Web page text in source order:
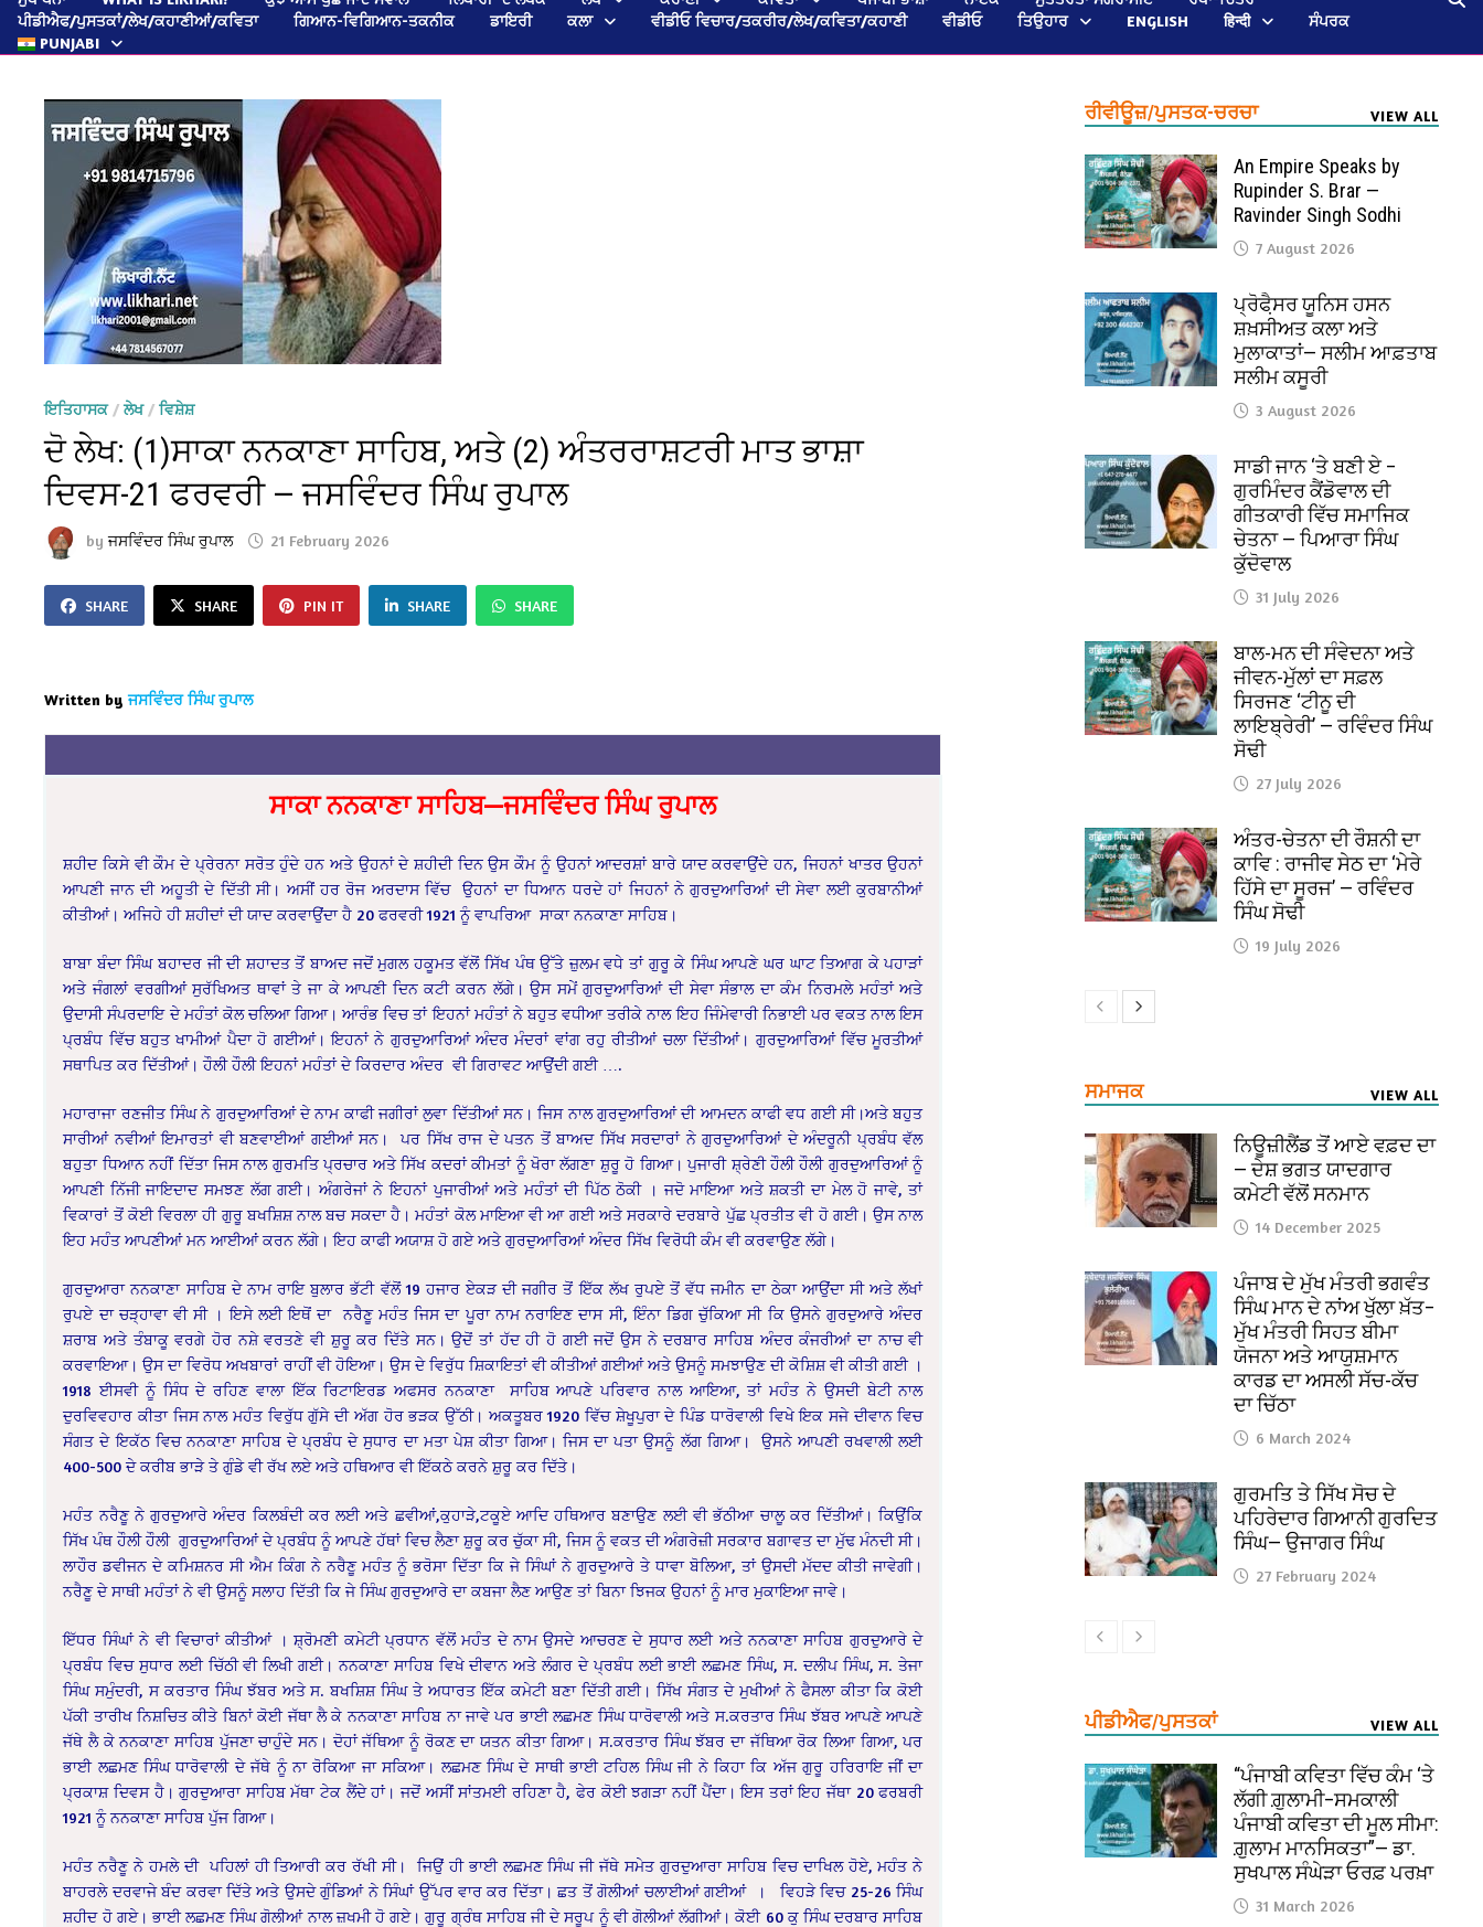
ਪੀਡੀਐਫ/ਪੁਸਤਕਾਂ/ਲੇਖ/ਕਹਾਣੀਆਂ/ਕਵਿਤਾ
ਗਿਆਨ-ਵਿਗਿਆਨ-ਤਕਨੀਕ ਡਾਇਰੀ ਕਲਾ ਵੀਡੀਓ ਵਿਚਾਰ/ਤਕਰੀਰ/ਲੇਖ/ਕਵਿਤਾ/ਕਹਾਣੀ ਵੀਡੀਓ ਤਿਉਹਾਰ ENGLISH हिन्दी
ਸੰਪਰਕ
PUNJABI
ਇਤਿਹਾਸਕ/ਲੇਖ/ਵਿਸ਼ੇਸ਼
ਦੋ ਲੇਖ: (1)ਸਾਕਾ ਨਨਕਾਣਾ ਸਾਹਿਬ, ਅਤੇ (2) ਅੰਤਰਰਾਸ਼ਟਰੀ ਮਾਤ ਭਾਸ਼ਾ
ਦਿਵਸ-21 ਫਰਵਰੀ — ਜਸਵਿੰਦਰ ਸਿੰਘ ਰੁਪਾਲ
byਜਸਵਿੰਦਰ ਸਿੰਘ ਰੁਪਾਲ 21 February 2026
SHARE SHARE PIN IT SHARE SHARE
Written by ਜਸਵਿੰਦਰ ਸਿੰਘ ਰੁਪਾਲ
ਸਾਕਾ ਨਨਕਾਣਾ ਸਾਹਿਬ—ਜਸਵਿੰਦਰ ਸਿੰਘ ਰੁਪਾਲ
ਸ਼ਹੀਦ ਕਿਸੇ ਵੀ ਕੌਮ ਦੇ ਪ੍ਰੇਰਨਾ ਸਰੋਤ ਹੁੰਦੇ ਹਨ ਅਤੇ ਉਹਨਾਂ ਦੇ ਸ਼ਹੀਦੀ ਦਿਨ ਉਸ ਕੌਮ ਨੂੰ ਉਹਨਾਂ ਆਦਰਸ਼ਾਂ ਬਾਰੇ ਯਾਦ ਕਰਵਾਉਂਦੇ ਹਨ, ਜਿਹਨਾਂ ਖਾਤਰ ਉਹਨਾਂ
ਆਪਣੀ ਜਾਨ ਦੀ ਅਹੂਤੀ ਦੇ ਦਿੱਤੀ ਸੀ। ਅਸੀਂ ਹਰ ਰੋਜ ਅਰਦਾਸ ਵਿੱਚ ਉਹਨਾਂ ਦਾ ਧਿਆਨ ਧਰਦੇ ਹਾਂ ਜਿਹਨਾਂ ਨੇ ਗੁਰਦੁਆਰਿਆਂ ਦੀ ਸੇਵਾ ਲਈ ਕੁਰਬਾਨੀਆਂ
ਕੀਤੀਆਂ। ਅਜਿਹੇ ਹੀ ਸ਼ਹੀਦਾਂ ਦੀ ਯਾਦ ਕਰਵਾਉਂਦਾ ਹੈ 20 ਫਰਵਰੀ 1921 ਨੂੰ ਵਾਪਰਿਆ ਸਾਕਾ ਨਨਕਾਣਾ ਸਾਹਿਬ।
ਬਾਬਾ ਬੰਦਾ ਸਿੰਘ ਬਹਾਦਰ ਜੀ ਦੀ ਸ਼ਹਾਦਤ ਤੋਂ ਬਾਅਦ ਜਦੋਂ ਮੁਗਲ ਹਕੂਮਤ ਵੱਲੋਂ ਸਿੱਖ ਪੰਥ ਉੱਤੇ ਜ਼ੁਲਮ ਵਧੇ ਤਾਂ ਗੁਰੂ ਕੇ ਸਿੰਘ ਆਪਣੇ ਘਰ ਘਾਟ ਤਿਆਗ ਕੇ ਪਹਾੜਾਂ
ਅਤੇ ਜੰਗਲਾਂ ਵਰਗੀਆਂ ਸੁਰੱਖਿਅਤ ਥਾਵਾਂ ਤੇ ਜਾ ਕੇ ਆਪਣੀ ਦਿਨ ਕਟੀ ਕਰਨ ਲੱਗੇ। ਉਸ ਸਮੇਂ ਗੁਰਦੁਆਰਿਆਂ ਦੀ ਸੇਵਾ ਸੰਭਾਲ ਦਾ ਕੰਮ ਨਿਰਮਲੇ ਮਹੰਤਾਂ ਅਤੇ
ਉਦਾਸੀ ਸੰਪਰਦਾਇ ਦੇ ਮਹੰਤਾਂ ਕੋਲ ਚਲਿਆ ਗਿਆ। ਆਰੰਭ ਵਿਚ ਤਾਂ ਇਹਨਾਂ ਮਹੰਤਾਂ ਨੇ ਬਹੁਤ ਵਧੀਆ ਤਰੀਕੇ ਨਾਲ ਇਹ ਜਿੰਮੇਵਾਰੀ ਨਿਭਾਈ ਪਰ ਵਕਤ ਨਾਲ ਇਸ
ਪ੍ਰਬੰਧ ਵਿੱਚ ਬਹੁਤ ਖਾਮੀਆਂ ਪੈਦਾ ਹੋ ਗਈਆਂ। ਇਹਨਾਂ ਨੇ ਗੁਰਦੁਆਰਿਆਂ ਅੰਦਰ ਮੰਦਰਾਂ ਵਾਂਗ ਰਹੁ ਰੀਤੀਆਂ ਚਲਾ ਦਿੱਤੀਆਂ। ਗੁਰਦੁਆਰਿਆਂ ਵਿੱਚ ਮੂਰਤੀਆਂ
ਸਥਾਪਿਤ ਕਰ ਦਿੱਤੀਆਂ। ਹੌਲੀ ਹੌਲੀ ਇਹਨਾਂ ਮਹੰਤਾਂ ਦੇ ਕਿਰਦਾਰ ਅੰਦਰ ਵੀ ਗਿਰਾਵਟ ਆਉਂਦੀ ਗਈ ….
ਮਹਾਰਾਜਾ ਰਣਜੀਤ ਸਿੰਘ ਨੇ ਗੁਰਦੁਆਰਿਆਂ ਦੇ ਨਾਮ ਕਾਫੀ ਜਗੀਰਾਂ ਲੁਵਾ ਦਿੱਤੀਆਂ ਸਨ। ਜਿਸ ਨਾਲ ਗੁਰਦੁਆਰਿਆਂ ਦੀ ਆਮਦਨ ਕਾਫੀ ਵਧ ਗਈ ਸੀ।ਅਤੇ ਬਹੁਤ
ਸਾਰੀਆਂ ਨਵੀਆਂ ਇਮਾਰਤਾਂ ਵੀ ਬਣਵਾਈਆਂ ਗਈਆਂ ਸਨ। ਪਰ ਸਿੱਖ ਰਾਜ ਦੇ ਪਤਨ ਤੋਂ ਬਾਅਦ ਸਿੱਖ ਸਰਦਾਰਾਂ ਨੇ ਗੁਰਦੁਆਰਿਆਂ ਦੇ ਅੰਦਰੂਨੀ ਪ੍ਰਬੰਧ ਵੱਲ
ਬਹੁਤਾ ਧਿਆਨ ਨਹੀਂ ਦਿੱਤਾ ਜਿਸ ਨਾਲ ਗੁਰਮਤਿ ਪ੍ਰਚਾਰ ਅਤੇ ਸਿੱਖ ਕਦਰਾਂ ਕੀਮਤਾਂ ਨੂੰ ਖੋਰਾ ਲੱਗਣਾ ਸ਼ੁਰੂ ਹੋ ਗਿਆ। ਪੁਜਾਰੀ ਸ਼੍ਰੇਣੀ ਹੌਲੀ ਹੌਲੀ ਗੁਰਦੁਆਰਿਆਂ ਨੂੰ
ਆਪਣੀ ਨਿੱਜੀ ਜਾਇਦਾਦ ਸਮਝਣ ਲੱਗ ਗਈ। ਅੰਗਰੇਜਾਂ ਨੇ ਇਹਨਾਂ ਪੁਜਾਰੀਆਂ ਅਤੇ ਮਹੰਤਾਂ ਦੀ ਪਿੱਠ ਠੋਕੀ । ਜਦੋ ਮਾਇਆ ਅਤੇ ਸ਼ਕਤੀ ਦਾ ਮੇਲ ਹੋ ਜਾਵੇ, ਤਾਂ
ਵਿਕਾਰਾਂ ਤੋਂ ਕੋਈ ਵਿਰਲਾ ਹੀ ਗੁਰੂ ਬਖਸ਼ਿਸ਼ ਨਾਲ ਬਚ ਸਕਦਾ ਹੈ। ਮਹੰਤਾਂ ਕੋਲ ਮਾਇਆ ਵੀ ਆ ਗਈ ਅਤੇ ਸਰਕਾਰੇ ਦਰਬਾਰੇ ਪੁੱਛ ਪ੍ਰਤੀਤ ਵੀ ਹੋ ਗਈ। ਉਸ ਨਾਲ
ਇਹ ਮਹੰਤ ਆਪਣੀਆਂ ਮਨ ਆਈਆਂ ਕਰਨ ਲੱਗੇ। ਇਹ ਕਾਫੀ ਅਯਾਸ਼ ਹੋ ਗਏ ਅਤੇ ਗੁਰਦੁਆਰਿਆਂ ਅੰਦਰ ਸਿੱਖ ਵਿਰੋਧੀ ਕੰਮ ਵੀ ਕਰਵਾਉਣ ਲੱਗੇ।
ਗੁਰਦੁਆਰਾ ਨਨਕਾਣਾ ਸਾਹਿਬ ਦੇ ਨਾਮ ਰਾਇ ਬੁਲਾਰ ਭੱਟੀ ਵੱਲੋਂ 19 ਹਜਾਰ ਏਕੜ ਦੀ ਜਗੀਰ ਤੋਂ ਇੱਕ ਲੱਖ ਰੁਪਏ ਤੋਂ ਵੱਧ ਜਮੀਨ ਦਾ ਠੇਕਾ ਆਉਂਦਾ ਸੀ ਅਤੇ ਲੱਖਾਂ
ਰੁਪਏ ਦਾ ਚੜ੍ਹਾਵਾ ਵੀ ਸੀ । ਇਸੇ ਲਈ ਇਥੋਂ ਦਾ ਨਰੈਣੂ ਮਹੰਤ ਜਿਸ ਦਾ ਪੂਰਾ ਨਾਮ ਨਰਾਇਣ ਦਾਸ ਸੀ, ਇੰਨਾ ਡਿਗ ਚੁੱਕਿਆ ਸੀ ਕਿ ਉਸਨੇ ਗੁਰਦੁਆਰੇ ਅੰਦਰ
ਸ਼ਰਾਬ ਅਤੇ ਤੰਬਾਕੂ ਵਰਗੇ ਹੋਰ ਨਸ਼ੇ ਵਰਤਣੇ ਵੀ ਸ਼ੁਰੂ ਕਰ ਦਿੱਤੇ ਸਨ। ਉਦੋਂ ਤਾਂ ਹੱਦ ਹੀ ਹੋ ਗਈ ਜਦੋਂ ਉਸ ਨੇ ਦਰਬਾਰ ਸਾਹਿਬ ਅੰਦਰ ਕੰਜਰੀਆਂ ਦਾ ਨਾਚ ਵੀ
ਕਰਵਾਇਆ। ਉਸ ਦਾ ਵਿਰੋਧ ਅਖਬਾਰਾਂ ਰਾਹੀਂ ਵੀ ਹੋਇਆ। ਉਸ ਦੇ ਵਿਰੁੱਧ ਸ਼ਿਕਾਇਤਾਂ ਵੀ ਕੀਤੀਆਂ ਗਈਆਂ ਅਤੇ ਉਸਨੂੰ ਸਮਝਾਉਣ ਦੀ ਕੋਸ਼ਿਸ਼ ਵੀ ਕੀਤੀ ਗਈ ।
1918 ਈਸਵੀ ਨੂੰ ਸਿੰਧ ਦੇ ਰਹਿਣ ਵਾਲਾ ਇੱਕ ਰਿਟਾਇਰਡ ਅਫਸਰ ਨਨਕਾਣਾ ਸਾਹਿਬ ਆਪਣੇ ਪਰਿਵਾਰ ਨਾਲ ਆਇਆ, ਤਾਂ ਮਹੰਤ ਨੇ ਉਸਦੀ ਬੇਟੀ ਨਾਲ
ਦੁਰਵਿਵਹਾਰ ਕੀਤਾ ਜਿਸ ਨਾਲ ਮਹੰਤ ਵਿਰੁੱਧ ਗੁੱਸੇ ਦੀ ਅੱਗ ਹੋਰ ਭੜਕ ਉੱਠੀ। ਅਕਤੂਬਰ 1920 ਵਿੱਚ ਸ਼ੇਖੂਪੁਰਾ ਦੇ ਪਿੰਡ ਧਾਰੋਵਾਲੀ ਵਿਖੇ ਇਕ ਸਜੇ ਦੀਵਾਨ ਵਿਚ
ਸੰਗਤ ਦੇ ਇਕੱਠ ਵਿਚ ਨਨਕਾਣਾ ਸਾਹਿਬ ਦੇ ਪ੍ਰਬੰਧ ਦੇ ਸੁਧਾਰ ਦਾ ਮਤਾ ਪੇਸ਼ ਕੀਤਾ ਗਿਆ। ਜਿਸ ਦਾ ਪਤਾ ਉਸਨੂੰ ਲੱਗ ਗਿਆ। ਉਸਨੇ ਆਪਣੀ ਰਖਵਾਲੀ ਲਈ
400-500 ਦੇ ਕਰੀਬ ਭਾੜੇ ਤੇ ਗੁੰਡੇ ਵੀ ਰੱਖ ਲਏ ਅਤੇ ਹਥਿਆਰ ਵੀ ਇੱਕਠੇ ਕਰਨੇ ਸ਼ੁਰੂ ਕਰ ਦਿੱਤੇ।
ਮਹੰਤ ਨਰੈਣੂ ਨੇ ਗੁਰਦੁਆਰੇ ਅੰਦਰ ਕਿਲਬੰਦੀ ਕਰ ਲਈ ਅਤੇ ਛਵੀਆਂ,ਕੁਹਾੜੇ,ਟਕੂਏ ਆਦਿ ਹਥਿਆਰ ਬਣਾਉਣ ਲਈ ਵੀ ਭੱਠੀਆ ਚਾਲੂ ਕਰ ਦਿੱਤੀਆਂ। ਕਿਉਂਕਿ
ਸਿੱਖ ਪੰਥ ਹੌਲੀ ਹੌਲੀ ਗੁਰਦੁਆਰਿਆਂ ਦੇ ਪ੍ਰਬੰਧ ਨੂੰ ਆਪਣੇ ਹੱਥਾਂ ਵਿਚ ਲੈਣਾ ਸ਼ੁਰੂ ਕਰ ਚੁੱਕਾ ਸੀ, ਜਿਸ ਨੂੰ ਵਕਤ ਦੀ ਅੰਗਰੇਜ਼ੀ ਸਰਕਾਰ ਬਗਾਵਤ ਦਾ ਮੁੱਢ ਮੰਨਦੀ ਸੀ।
ਲਾਹੌਰ ਡਵੀਜਨ ਦੇ ਕਮਿਸ਼ਨਰ ਸੀ ਐਮ ਕਿੰਗ ਨੇ ਨਰੈਣੂ ਮਹੰਤ ਨੂੰ ਭਰੋਸਾ ਦਿੱਤਾ ਕਿ ਜੇ ਸਿੰਘਾਂ ਨੇ ਗੁਰਦੁਆਰੇ ਤੇ ਧਾਵਾ ਬੋਲਿਆ, ਤਾਂ ਉਸਦੀ ਮੱਦਦ ਕੀਤੀ ਜਾਵੇਗੀ।
ਨਰੈਣੂ ਦੇ ਸਾਥੀ ਮਹੰਤਾਂ ਨੇ ਵੀ ਉਸਨੂੰ ਸਲਾਹ ਦਿੱਤੀ ਕਿ ਜੇ ਸਿੰਘ ਗੁਰਦੁਆਰੇ ਦਾ ਕਬਜਾ ਲੈਣ ਆਉਣ ਤਾਂ ਬਿਨਾ ਝਿਜਕ ਉਹਨਾਂ ਨੂੰ ਮਾਰ ਮੁਕਾਇਆ ਜਾਵੇ।
ਇੱਧਰ ਸਿੰਘਾਂ ਨੇ ਵੀ ਵਿਚਾਰਾਂ ਕੀਤੀਆਂ । ਸ਼੍ਰੋਮਣੀ ਕਮੇਟੀ ਪ੍ਰਧਾਨ ਵੱਲੋਂ ਮਹੰਤ ਦੇ ਨਾਮ ਉਸਦੇ ਆਚਰਣ ਦੇ ਸੁਧਾਰ ਲਈ ਅਤੇ ਨਨਕਾਣਾ ਸਾਹਿਬ ਗੁਰਦੁਆਰੇ ਦੇ
ਪ੍ਰਬੰਧ ਵਿਚ ਸੁਧਾਰ ਲਈ ਚਿੱਠੀ ਵੀ ਲਿਖੀ ਗਈ। ਨਨਕਾਣਾ ਸਾਹਿਬ ਵਿਖੇ ਦੀਵਾਨ ਅਤੇ ਲੰਗਰ ਦੇ ਪ੍ਰਬੰਧ ਲਈ ਭਾਈ ਲਛਮਣ ਸਿੰਘ, ਸ. ਦਲੀਪ ਸਿੰਘ, ਸ. ਤੇਜਾ
ਸਿੰਘ ਸਮੁੰਦਰੀ, ਸ ਕਰਤਾਰ ਸਿੰਘ ਝੱਬਰ ਅਤੇ ਸ. ਬਖਸ਼ਿਸ਼ ਸਿੰਘ ਤੇ ਅਧਾਰਤ ਇੱਕ ਕਮੇਟੀ ਬਣਾ ਦਿੱਤੀ ਗਈ। ਸਿੱਖ ਸੰਗਤ ਦੇ ਮੁਖੀਆਂ ਨੇ ਫੈਸਲਾ ਕੀਤਾ ਕਿ ਕੋਈ
ਪੱਕੀ ਤਾਰੀਖ ਨਿਸ਼ਚਿਤ ਕੀਤੇ ਬਿਨਾਂ ਕੋਈ ਜੱਥਾ ਲੈ ਕੇ ਨਨਕਾਣਾ ਸਾਹਿਬ ਨਾ ਜਾਵੇ ਪਰ ਭਾਈ ਲਛਮਣ ਸਿੰਘ ਧਾਰੋਵਾਲੀ ਅਤੇ ਸ.ਕਰਤਾਰ ਸਿੰਘ ਝੱਬਰ ਆਪਣੇ ਆਪਣੇ
ਜੱਥੇ ਲੈ ਕੇ ਨਨਕਾਣਾ ਸਾਹਿਬ ਪੁੱਜਣਾ ਚਾਹੁੰਦੇ ਸਨ। ਦੋਹਾਂ ਜੱਥਿਆ ਨੂੰ ਰੋਕਣ ਦਾ ਯਤਨ ਕੀਤਾ ਗਿਆ। ਸ.ਕਰਤਾਰ ਸਿੰਘ ਝੱਬਰ ਦਾ ਜੱਥਿਆ ਰੋਕ ਲਿਆ ਗਿਆ, ਪਰ
ਭਾਈ ਲਛਮਣ ਸਿੰਘ ਧਾਰੋਵਾਲੀ ਦੇ ਜੱਥੇ ਨੂੰ ਨਾ ਰੋਕਿਆ ਜਾ ਸਕਿਆ। ਲਛਮਣ ਸਿੰਘ ਦੇ ਸਾਥੀ ਭਾਈ ਟਹਿਲ ਸਿੰਘ ਜੀ ਨੇ ਕਿਹਾ ਕਿ ਅੱਜ ਗੁਰੂ ਹਰਿਰਾਇ ਜੀਂ ਦਾ
ਪ੍ਰਕਾਸ਼ ਦਿਵਸ ਹੈ। ਗੁਰਦੁਆਰਾ ਸਾਹਿਬ ਮੱਥਾ ਟੇਕ ਲੈਂਦੇ ਹਾਂ। ਜਦੋਂ ਅਸੀਂ ਸਾਂਤਮਈ ਰਹਿਣਾ ਹੈ, ਫੇਰ ਕੋਈ ਝਗੜਾ ਨਹੀਂ ਪੈਂਦਾ। ਇਸ ਤਰਾਂ ਇਹ ਜੱਥਾ 20 ਫਰਬਰੀ
1921 ਨੂੰ ਨਨਕਾਣਾ ਸਾਹਿਬ ਪੁੱਜ ਗਿਆ।
ਮਹੰਤ ਨਰੈਣੂ ਨੇ ਹਮਲੇ ਦੀ ਪਹਿਲਾਂ ਹੀ ਤਿਆਰੀ ਕਰ ਰੱਖੀ ਸੀ। ਜਿਉਂ ਹੀ ਭਾਈ ਲਛਮਣ ਸਿੰਘ ਜੀ ਜੱਥੇ ਸਮੇਤ ਗੁਰਦੁਆਰਾ ਸਾਹਿਬ ਵਿਚ ਦਾਖਿਲ ਹੋਏ, ਮਹੰਤ ਨੇ
ਬਾਹਰਲੇ ਦਰਵਾਜੇ ਬੰਦ ਕਰਵਾ ਦਿੱਤੇ ਅਤੇ ਉਸਦੇ ਗੁੰਡਿਆਂ ਨੇ ਸਿੰਘਾਂ ਉੱਪਰ ਵਾਰ ਕਰ ਦਿੱਤਾ। ਛਤ ਤੋਂ ਗੋਲੀਆਂ ਚਲਾਈਆਂ ਗਈਆਂ । ਵਿਹੜੇ ਵਿਚ 25-26 ਸਿੰਘ
ਸ਼ਹੀਦ ਹੋ ਗਏ। ਭਾਈ ਲਛਮਣ ਸਿੰਘ ਗੋਲੀਆਂ ਨਾਲ ਜ਼ਖਮੀ ਹੋ ਗਏ। ਗੁਰੂ ਗ੍ਰੰਥ ਸਾਹਿਬ ਜੀ ਦੇ ਸਰੂਪ ਨੂੰ ਵੀ ਗੋਲੀਆਂ ਲੱਗੀਆਂ। ਕੋਈ 60 ਕੁ ਸਿੰਘ ਦਰਬਾਰ ਸਾਹਿਬ
ਰੀਵੀਊਜ਼/ਪੁਸਤਕ-ਚਰਚਾ VIEW ALL
An Empire Speaks by
Rupinder S. Brar —
Ravinder Singh Sodhi
7 August 2026
ਪ੍ਰੋਫੈ਼ਸਰ ਯੂਨਿਸ ਹਸਨ
ਸ਼ਖ਼ਸੀਅਤ ਕਲਾ ਅਤੇ
ਮੁਲਾਕਾਤਾਂ— ਸਲੀਮ ਆਫ਼ਤਾਬ
ਸਲੀਮ ਕਸੂਰੀ
3 August 2026
ਸਾਡੀ ਜਾਨ ‘ਤੇ ਬਣੀ ਏ –
ਗੁਰਮਿੰਦਰ ਕੈਂਡੋਵਾਲ ਦੀ
ਗੀਤਕਾਰੀ ਵਿੱਚ ਸਮਾਜਿਕ
ਚੇਤਨਾ — ਪਿਆਰਾ ਸਿੰਘ
ਕੁੱਦੋਵਾਲ
31 July 2026
ਬਾਲ-ਮਨ ਦੀ ਸੰਵੇਦਨਾ ਅਤੇ
ਜੀਵਨ-ਮੁੱਲਾਂ ਦਾ ਸਫ਼ਲ
ਸਿਰਜਣ ‘ਟੀਨੂ ਦੀ
ਲਾਇਬ੍ਰੇਰੀ’ — ਰਵਿੰਦਰ ਸਿੰਘ
ਸੋਢੀ
27 July 2026
ਅੰਤਰ-ਚੇਤਨਾ ਦੀ ਰੌਸ਼ਨੀ ਦਾ
ਕਾਵਿ : ਰਾਜੀਵ ਸੇਠ ਦਾ ‘ਮੇਰੇ
ਹਿੱਸੇ ਦਾ ਸੂਰਜ’ — ਰਵਿੰਦਰ
ਸਿੰਘ ਸੋਢੀ
19 July 2026
ਸਮਾਜਕ VIEW ALL
ਨਿਊਜ਼ੀਲੈਂਡ ਤੋਂ ਆਏ ਵਫ਼ਦ ਦਾ
— ਦੇਸ਼ ਭਗਤ ਯਾਦਗਾਰ
ਕਮੇਟੀ ਵੱਲੋਂ ਸਨਮਾਨ
14 December 2025
ਪੰਜਾਬ ਦੇ ਮੁੱਖ ਮੰਤਰੀ ਭਗਵੰਤ
ਸਿੰਘ ਮਾਨ ਦੇ ਨਾਂਅ ਖੁੱਲਾ ਖ਼ੱਤ–
ਮੁੱਖ ਮੰਤਰੀ ਸਿਹਤ ਬੀਮਾ
ਯੋਜਨਾ ਅਤੇ ਆਯੁਸ਼ਮਾਨ
ਕਾਰਡ ਦਾ ਅਸਲੀ ਸੱਚ-ਕੱਚ
ਦਾ ਚਿੱਠਾ
6 March 2024
ਗੁਰਮਤਿ ਤੇ ਸਿੱਖ ਸੋਚ ਦੇ
ਪਹਿਰੇਦਾਰ ਗਿਆਨੀ ਗੁਰਦਿਤ
ਸਿੰਘ— ਉਜਾਗਰ ਸਿੰਘ
27 February 2024
ਪੀਡੀਐਫ/ਪੁਸਤਕਾਂ VIEW ALL
“ਪੰਜਾਬੀ ਕਵਿਤਾ ਵਿੱਚ ਕੰਮ ‘ਤੇ
ਲੱਗੀ ਗ਼ੁਲਾਮੀ–ਸਮਕਾਲੀ
ਪੰਜਾਬੀ ਕਵਿਤਾ ਦੀ ਮੂਲ ਸੀਮਾ:
ਗ਼ੁਲਾਮ ਮਾਨਸਿਕਤਾ”— ਡਾ.
ਸੁਖਪਾਲ ਸੰਘੇੜਾ ਓਰਫ਼ ਪਰਖ਼ਾ
31 March 2026